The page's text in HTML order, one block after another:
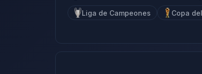
Liga de Campeones Copa